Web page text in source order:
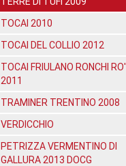
TOCAI 2010
TOCAI DEL COLLIO 2012
TOCAI FRIULANO RONCHI RO'
2011
TRAMINER TRENTINO 2008
VERDICCHIO
PETRIZZA VERMENTINO DI
GALLURA 2013 DOCG